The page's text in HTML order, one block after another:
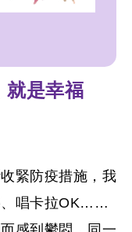
是幸福
緊防疫措施，我
、唱卡拉OK……